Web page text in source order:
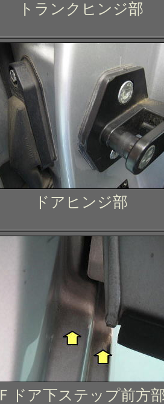
トランクヒンジ部
ドアヒンジ部
Ｆドア下ステップ前方